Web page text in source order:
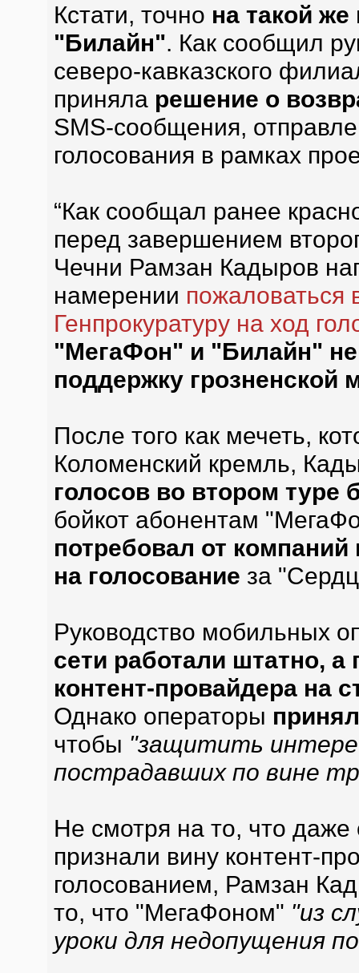
Кстати, точно на такой
"Билайн". Как сообщил
северо-кавказского
приняла решение о
SMS-сообщения,
голосования в рамках
“Как сообщал ранее
перед завершением
Чечни Рамзан Кадыров
намерении пожаловаться
Генпрокуратуру на ход
"МегаФон" и "Билайн"
поддержку грозненской
После того как мечеть,
Коломенский кремль,
голосов во втором
бойкот абонентам
потребовал от
на голосование за
Руководство мобильных
сети работали штатно,
контент-провайдера на
Однако операторы
чтобы "защитить
пострадавших по вине
Не смотря на то, что
признали вину контент-
голосованием, Рамзан
то, что "МегаФоном" "из
уроки для недопущения